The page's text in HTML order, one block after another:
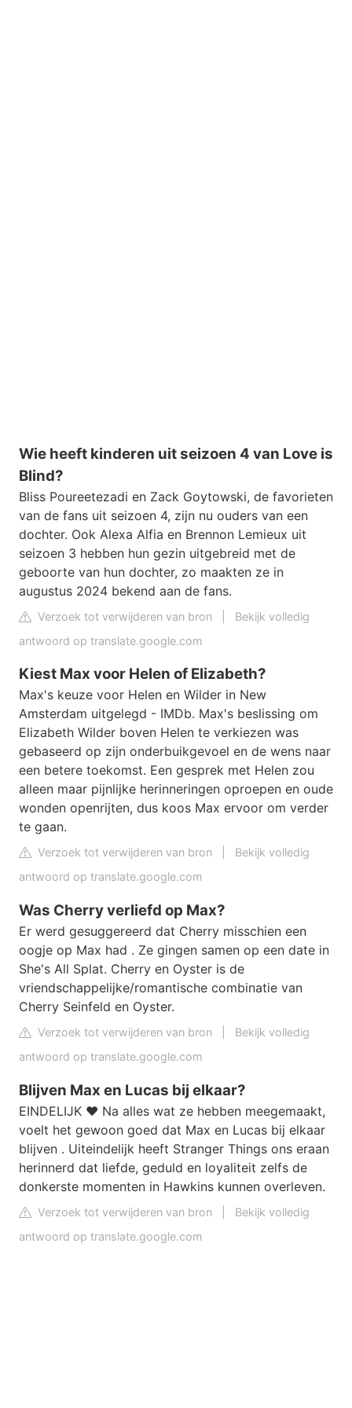
Wie heeft kinderen uit seizoen 4 van Love is
Blind?
Bliss Poureetezadi en Zack Goytowski, de favorieten
van de fans uit seizoen 4, zijn nu ouders van een
dochter. Ook Alexa Alfia en Brennon Lemieux uit
seizoen 3 hebben hun gezin uitgebreid met de
geboorte van hun dochter, zo maakten ze in
augustus 2024 bekend aan de fans.
Verzoek tot verwijderen van bron
Bekijk volledig
antwoord op translate.google.com
Kiest Max voor Helen of Elizabeth?
Max's keuze voor Helen en Wilder in New
Amsterdam uitgelegd - IMDb. Max's beslissing om
Elizabeth Wilder boven Helen te verkiezen was
gebaseerd op zijn onderbuikgevoel en de wens naar
een betere toekomst. Een gesprek met Helen zou
alleen maar pijnlijke herinneringen oproepen en oude
wonden openrijten, dus koos Max ervoor om verder
te gaan.
Verzoek tot verwijderen van bron
Bekijk volledig
antwoord op translate.google.com
Was Cherry verliefd op Max?
Er werd gesuggereerd dat Cherry misschien een
oogje op Max had . Ze gingen samen op een date in
She's All Splat. Cherry en Oyster is de
vriendschappelijke/romantische combinatie van
Cherry Seinfeld en Oyster.
Verzoek tot verwijderen van bron
Bekijk volledig
antwoord op translate.google.com
Blijven Max en Lucas bij elkaar?
EINDELIJK ❤️ Na alles wat ze hebben meegemaakt,
voelt het gewoon goed dat Max en Lucas bij elkaar
blijven . Uiteindelijk heeft Stranger Things ons eraan
herinnerd dat liefde, geduld en loyaliteit zelfs de
donkerste momenten in Hawkins kunnen overleven.
Verzoek tot verwijderen van bron
Bekijk volledig
antwoord op translate.google.com